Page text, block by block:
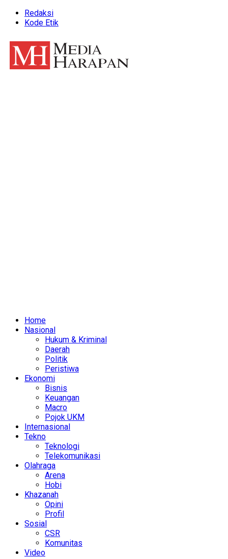
Redaksi
Kode Etik
Home
Nasional
Hukum & Kriminal
Daerah
Politik
Peristiwa
Ekonomi
Bisnis
Keuangan
Macro
Pojok UKM
Internasional
Tekno
Teknologi
Telekomunikasi
Olahraga
Arena
Hobi
Khazanah
Opini
Profil
Sosial
CSR
Komunitas
Video